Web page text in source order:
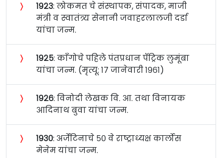
〉 १९२३: लोकमत चे संस्थापक, संपादक, माजी
मंत्री व स्वातंत्र्य सेनानी जवाहरलालजी दर्डा
यांचा जन्म.
〉 १९२५: काँगोचे पहिले पंतप्रधान पॅट्रिक लुमूंबा
यांचा जन्म. (मृत्यू: १७ जानेवारी १९६१)
〉 १९२६: विनोदी लेखक वि. आ. तथा विनायक
आदिनाथ बुवा यांचा जन्म.
〉 १९३०: अर्जेंटिनाचे ५० वे राष्ट्राध्यक्ष कार्लोस
मेनेम यांचा जन्म.